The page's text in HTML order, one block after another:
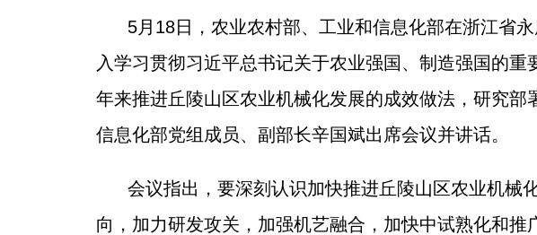
5月18日，农业农村部、工业和信息化部在浙江省
入学习贯彻习近平总书记关于农业强国、制造强国的
年来推进丘陵山区农业机械化发展的成效做法，研究
信息化部党组成员、副部长辛国斌出席会议并讲话。
会议指出，要深刻认识加快推进丘陵山区农业机械
向，加力研发攻关，加强机艺融合，加快中试熟化和